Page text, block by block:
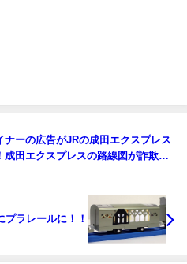
ナーの広告がJRの成田エクスプレス
成田エクスプレスの路線図が詐欺と
プラレールに！！